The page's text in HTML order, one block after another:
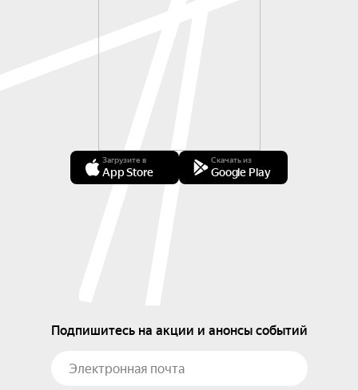
Загрузите в
App Store
Скачать из
Google Play
Подпишитесь на акции и анонсы событий